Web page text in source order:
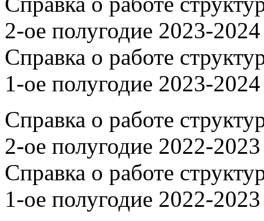
2-ое полугодие 2023-
Справка о работе
1-ое полугодие 2023-
Справка о работе
2-ое полугодие 2022-
Справка о работе
1-ое полугодие 2022-